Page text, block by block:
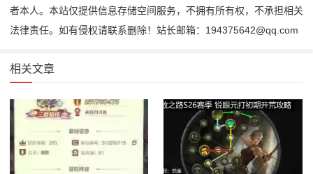
者本人。本站仅提供信息存储空间服务，不拥有所有权，不承担相关
法律责任。如有侵权请联系删除！站长邮箱：194375642@qq.com
相关文章